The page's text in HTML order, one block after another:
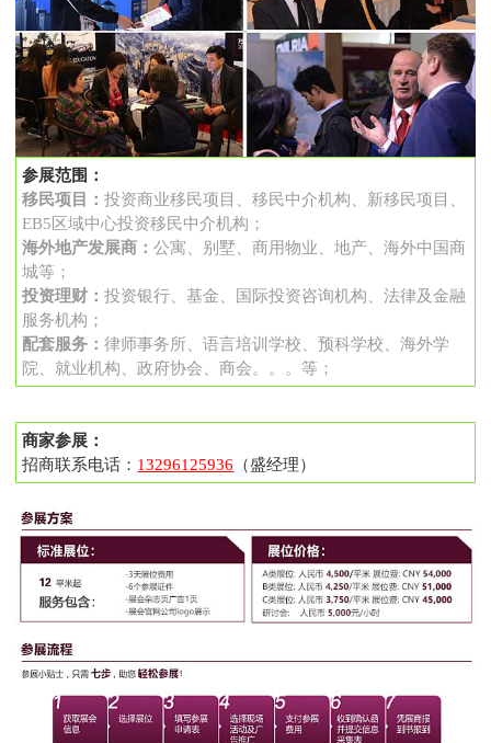
参展范围：
移民项目：投资商业移民项目、移民中介机构、新移民项目、
EB5区域中心投资移民中介机构；
海外地产发展商：公寓、别墅、商用物业、地产、海外中国商
城等；
投资理财：投资银行、基金、国际投资咨询机构、法律及金融
服务机构；
配套服务：律师事务所、语言培训学校、预科学校、海外学
院、就业机构、政府协会、商会。。。等；
商家参展：
招商联系电话： 13296125936 （盛经理）